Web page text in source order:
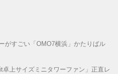
がすごい「OMO7横浜」かたりばル
卓上サイズミニタワーファン」正直レ